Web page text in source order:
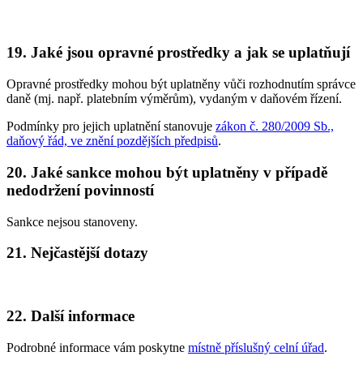
19. Jaké jsou opravné prostředky a jak se uplatňují
Opravné prostředky mohou být uplatněny vůči rozhodnutím správce
daně (mj. např. platebním výměrům), vydaným v daňovém řízení.
Podmínky pro jejich uplatnění stanovuje zákon č. 280/2009 Sb.,
daňový řád, ve znění pozdějších předpisů.
20. Jaké sankce mohou být uplatněny v případě
nedodržení povinností
Sankce nejsou stanoveny.
21. Nejčastější dotazy
22. Další informace
Podrobné informace vám poskytne místně příslušný celní úřad.